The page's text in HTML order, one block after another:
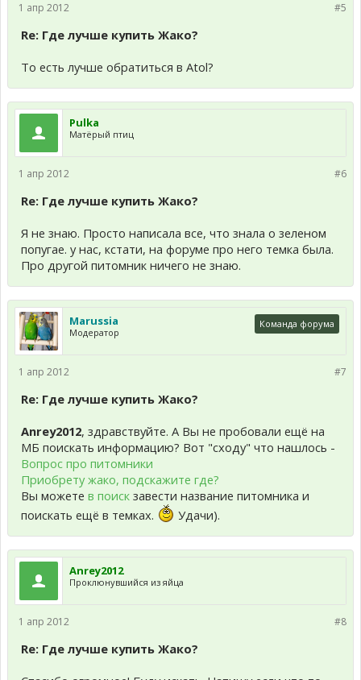
#5
1 апр 2012
Re: Где лучше купить Жако?
То есть лучше обратиться в Atol?
Pulka
Матёрый птиц
#6
1 апр 2012
Re: Где лучше купить Жако?
Я не знаю. Просто написала все, что знала о зеленом
попугае. у нас, кстати, на форуме про него темка была.
Про другой питомник ничего не знаю.
Marussia
Модератор
Команда форума
#7
1 апр 2012
Re: Где лучше купить Жако?
Anrey2012, здравствуйте. А Вы не пробовали ещё на
МБ поискать информацию? Вот "сходу" что нашлось -
Вопрос про питомники
Приобрету жако, подскажите где?
Вы можете в поиск завести название питомника и
поискать ещё в темках.
Удачи).
Anrey2012
Проклюнувшийся из яйца
#8
1 апр 2012
Re: Где лучше купить Жако?